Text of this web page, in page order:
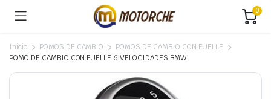
0
Inicio POMOS DE CAMBIO
POMOS DE CAMBIO CON FUELLE
POMO DE CAMBIO CON FUELLE 6 VELOCIDADES BMW